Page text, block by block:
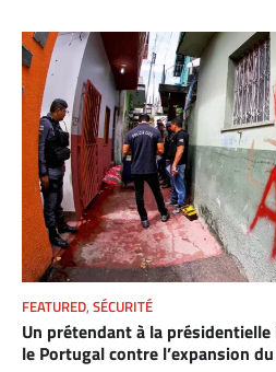
FEATURED, SÉCURITÉ
Un prétendant à la
le Portugal contre l’expansion